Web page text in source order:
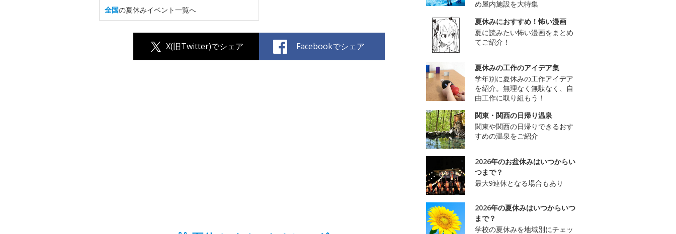
全国の夏休みイベント一覧へ
X(旧Twitter)でシェア Facebookでシェア
め屋内施設を大特集
夏休みにおすすめ！怖い漫画
夏に読みたい怖い漫画をまとめ
てご紹介！
夏休みの工作のアイデア集
学年別に夏休みの工作アイデア
を紹介。無理なく無駄なく、自
由工作に取り組もう！
関東・関西の日帰り温泉
関東や関西の日帰りできるおす
すめの温泉をご紹介
2026年のお盆休みはいつからい
つまで？
最大9連休となる場合もあり
2026年の夏休みはいつからいつ
まで？
学校の夏休みを地域別にチェッ